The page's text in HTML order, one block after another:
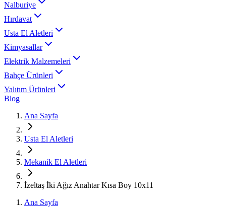
Nalburiye
Hırdavat
Usta El Aletleri
Kimyasallar
Elektrik Malzemeleri
Bahçe Ürünleri
Yalıtım Ürünleri
Blog
Ana Sayfa
Usta El Aletleri
Mekanik El Aletleri
İzeltaş İki Ağız Anahtar Kısa Boy 10x11
Ana Sayfa